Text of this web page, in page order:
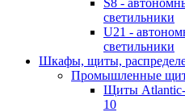
S8 -
светильники
U21 -
светильники
Шкафы, щиты,
Промышленные
Щиты Atlantic-
10